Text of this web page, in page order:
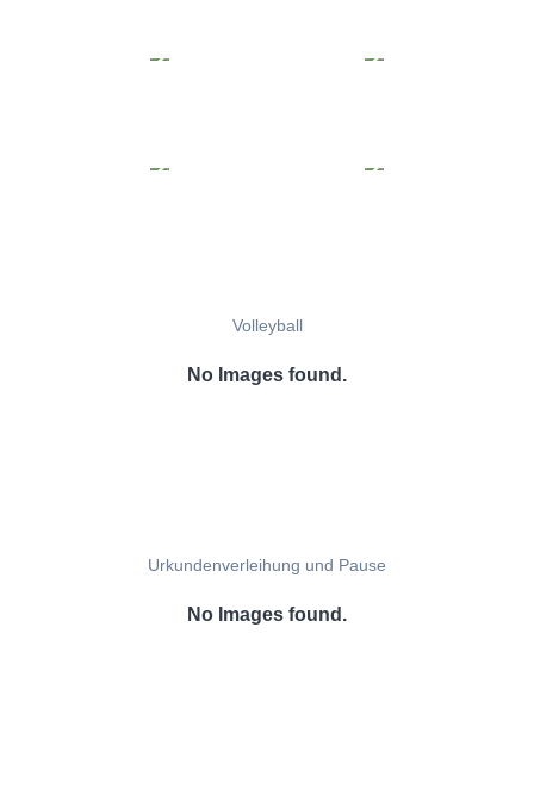
Volleyball
No Images found.
Urkundenverleihung und Pause
No Images found.